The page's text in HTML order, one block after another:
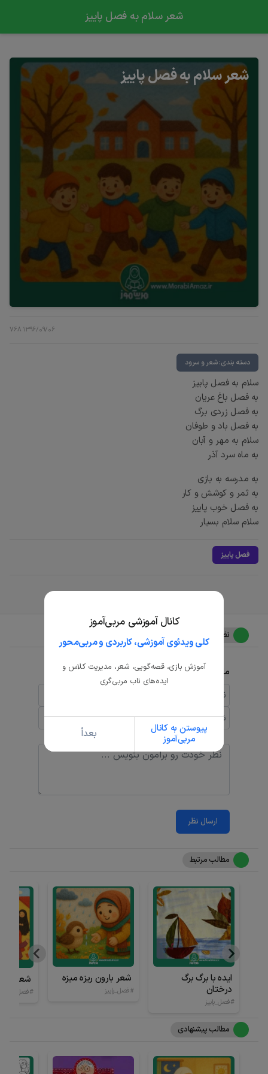
شعر سلام به فصل پاییز
کانال آموزشی مربی‌آموز
کلی ویدئوی آموزشی، کاربردی و مربی‌محور
آموزش بازی، قصه‌گویی، شعر، مدیریت کلاس و
ایده‌های ناب مربی‌گری
پیوستن به کانال
مربی‌آموز بعداً
شعر سلام به فصل پاییز
۱۳۹۶/۰۹/۰۶ 768
دسته بندی: شعر و سرود
سلام به فصل پاییز
به فصل باغ عریان
به فصل زردی برگ
به فصل باد و طوفان
سلام به مهر و آبان
به ماه سرد آذر
به مدرسه به بازی
به ثمر و کوشش و کار
به فصل خوب پاییز
سلام سلام بسیار
فصل پاییز
نظرات
ما همه نظرات رو می‌خونیم و پاسخ میدیم
ارسال نظر
مطالب مرتبط
ایده با برگ برگ
درختان
#فصل_پاییز
شعر بارون ریزه میزه
#فصل_پاییز
شعر با
#فصل_پاییز
مطالب پیشنهادی